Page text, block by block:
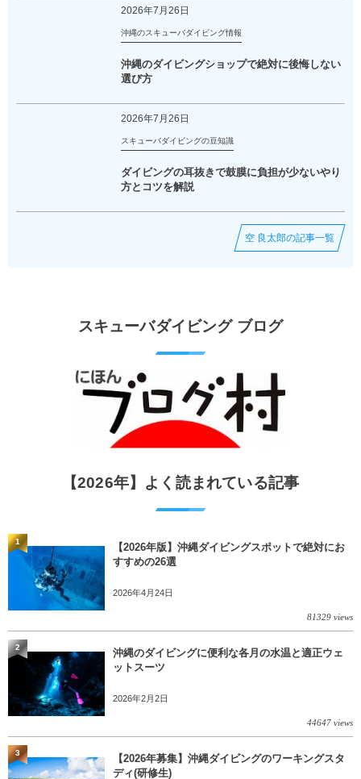
2026年7月26日
沖縄のスキューバダイビング情報
沖縄のダイビングショップで絶対に後悔しない
選び方
2026年7月26日
スキューバダイビングの豆知識
ダイビングの耳抜きで鼓膜に負担が少ないやり
方とコツを解説
空 良太郎の記事一覧
スキューバダイビング ブログ
【2026年】よく読まれている記事
【2026年版】沖縄ダイビングスポットで絶対にお
すすめの26選
2026年4月24日
81329 views
1
沖縄のダイビングに便利な各月の水温と適正ウェ
ットスーツ
2026年2月2日
44647 views
2
【2026年募集】沖縄ダイビングのワーキングスタ
ディ(研修生)
3